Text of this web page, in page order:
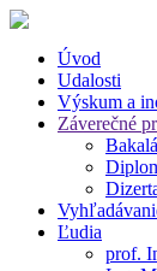
Úvod
Udalosti
Výskum a
Záverečné
Ľudia
prof.